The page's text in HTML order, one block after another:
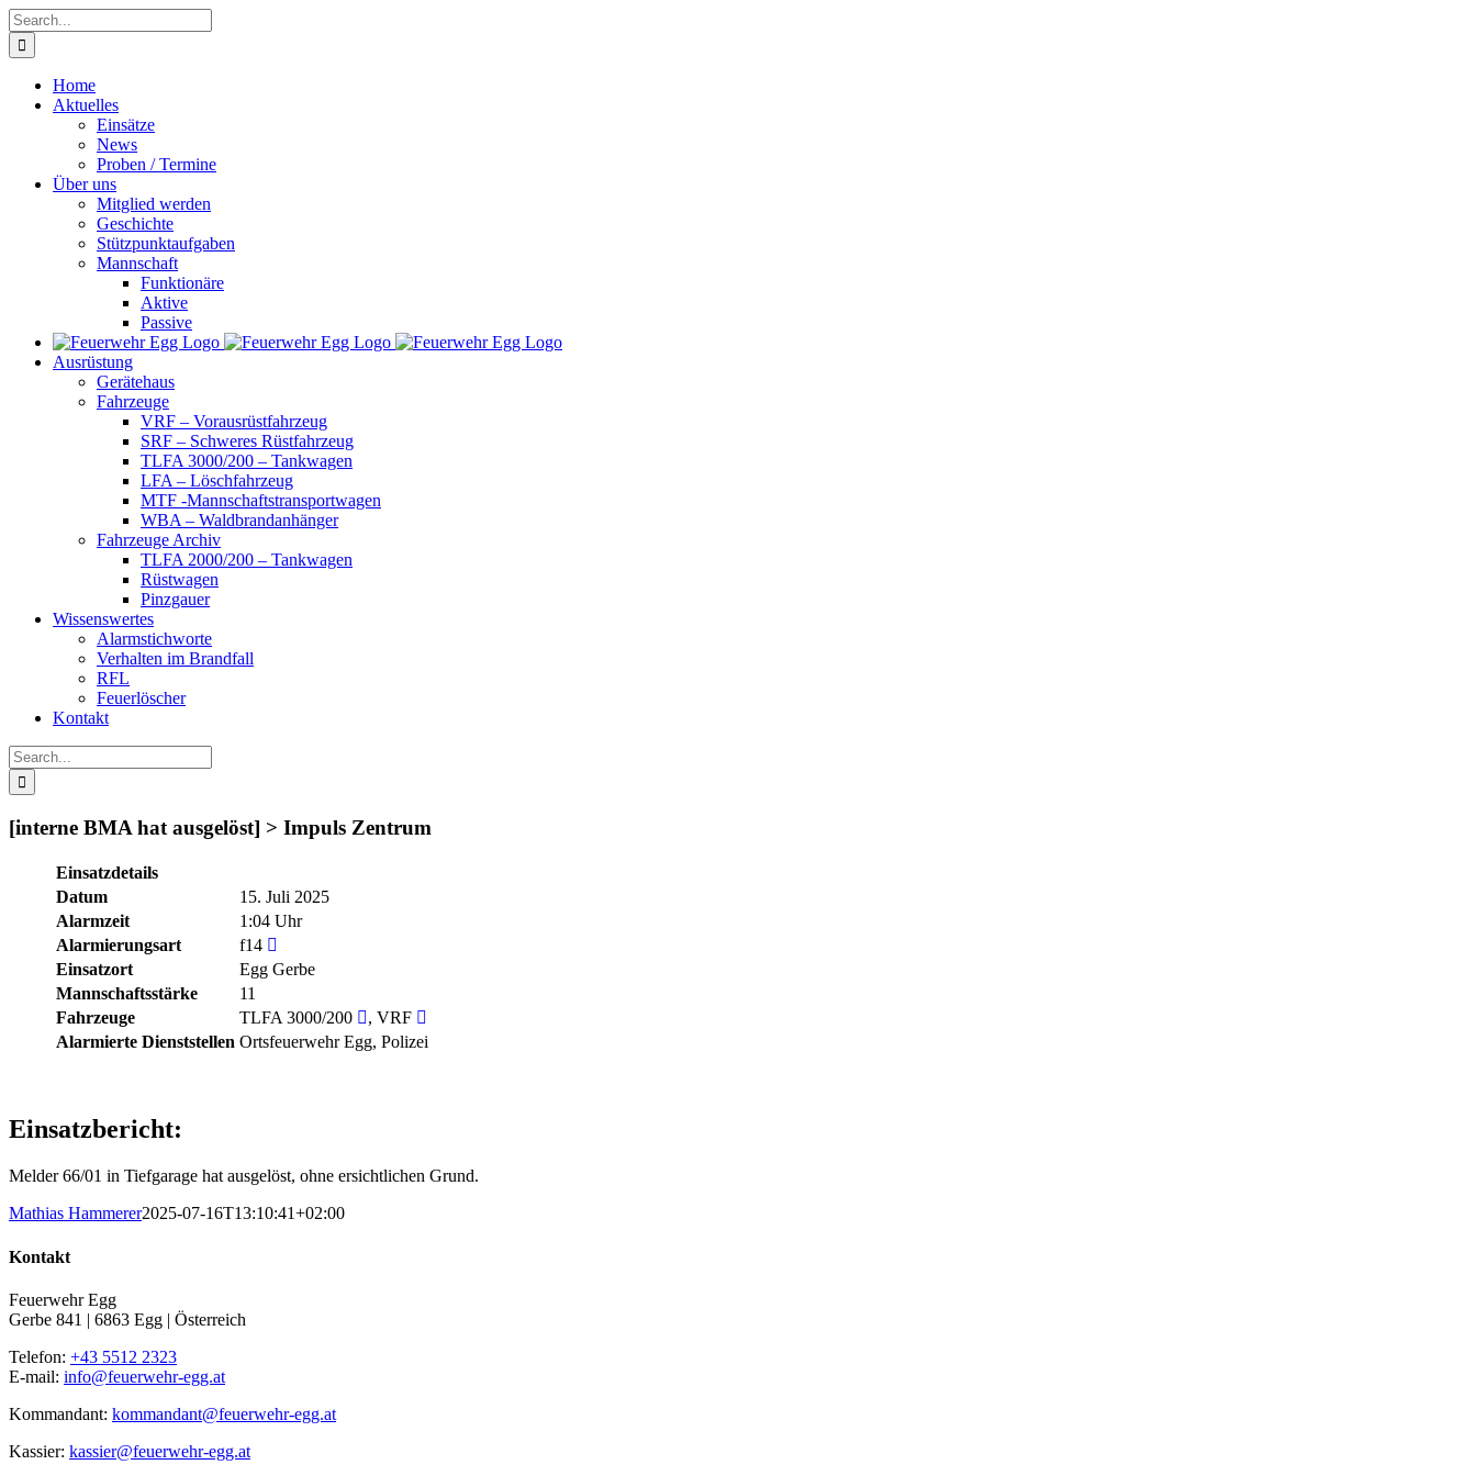
Skip
to
content
Search
for:
Home
Aktuelles
Einsätze
News
Proben / Termine
Über uns
Mitglied werden
Geschichte
Stützpunktaufgaben
Mannschaft
Funktionäre
Aktive
Passive
Ausrüstung
Gerätehaus
Fahrzeuge
VRF – Vorausrüstfahrzeug
SRF – Schweres Rüstfahrzeug
TLFA 3000/200 – Tankwagen
LFA – Löschfahrzeug
MTF -Mannschaftstransportwagen
WBA – Waldbrandanhänger
Fahrzeuge Archiv
TLFA 2000/200 – Tankwagen
Rüstwagen
Pinzgauer
Wissenswertes
Alarmstichworte
Verhalten im Brandfall
RFL
Feuerlöscher
Kontakt
Search
for:
[interne BMA hat ausgelöst] > Impuls Zentrum
Einsatzdetails
Datum
15. Juli 2025
Alarmzeit
1:04 Uhr
Alarmierungsart
f14
Einsatzort
Egg Gerbe
Mannschaftsstärke
11
Fahrzeuge
TLFA 3000/200
, VRF
Alarmierte Dienststellen Ortsfeuerwehr Egg, Polizei
Einsatzbericht:
Melder 66/01 in Tiefgarage hat ausgelöst, ohne ersichtlichen Grund.
Mathias Hammerer2025-07-16T13:10:41+02:00
Kontakt
Feuerwehr Egg
Gerbe 841 | 6863 Egg | Österreich
Telefon: +43 5512 2323
E-mail: info@feuerwehr-egg.at
Kommandant: kommandant@feuerwehr-egg.at
Kassier: kassier@feuerwehr-egg.at